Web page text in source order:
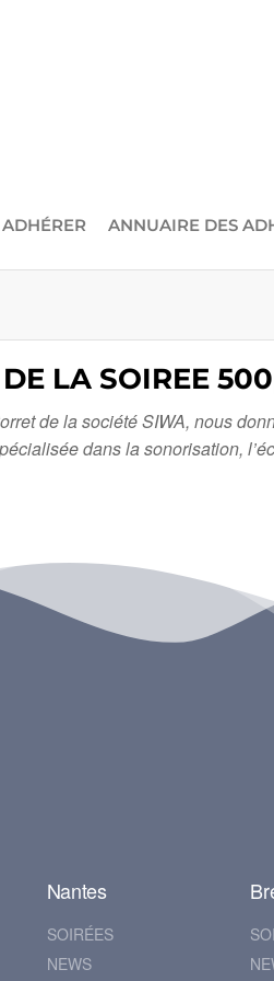
ADHÉRER ANNUAIRE DES
DE LA SOIREE
de la société SIWA, nous
dans la sonorisation,
Nantes
SOIRÉES
NEWS